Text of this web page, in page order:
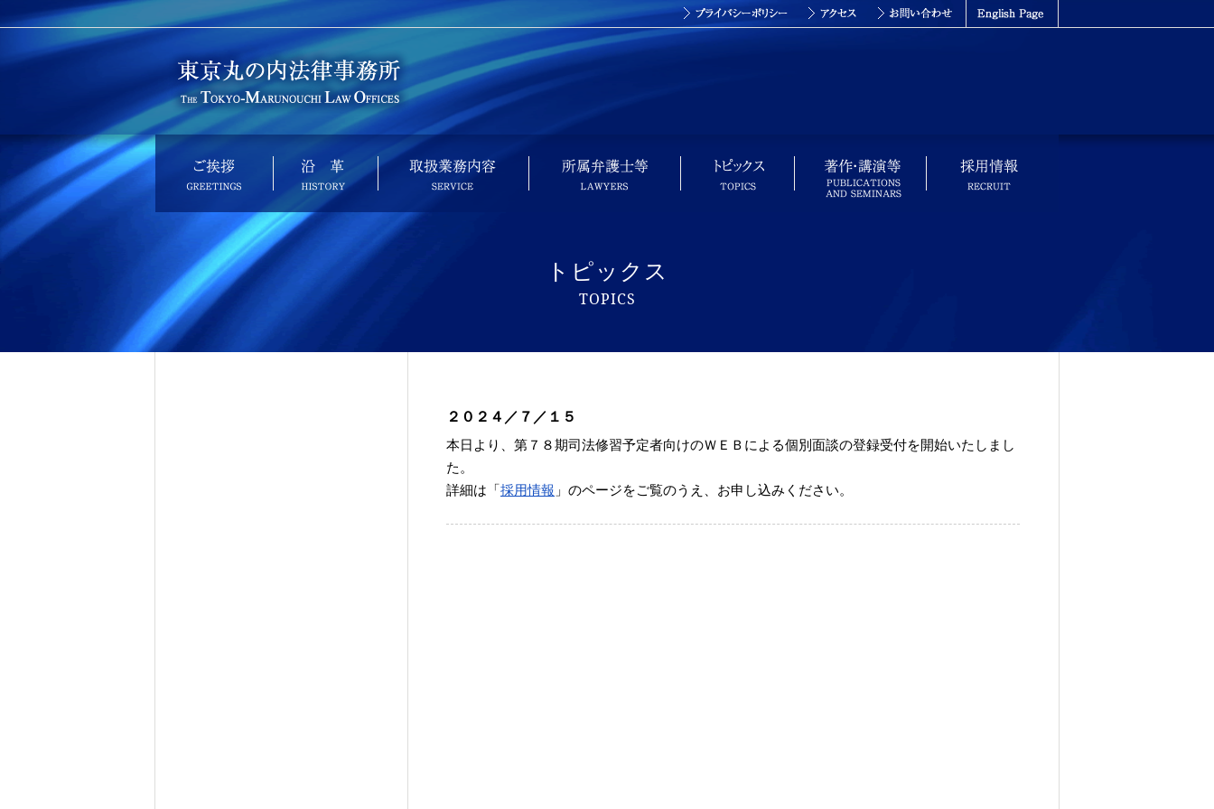
トピックス
TOPICS
２０２４／７／１５
本日より、第７８期司法修習予定者向けのＷＥＢによる個別面談の登録受付を開始いたしまし
た。
詳細は「採用情報 」のページをご覧のうえ、お申し込みください。